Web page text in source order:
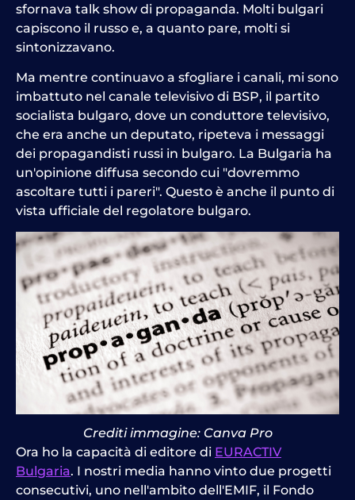
sfornava talk show di propaganda. Molti bulgari
capiscono il russo e, a quanto pare, molti si
sintonizzavano.
Ma mentre continuavo a sfogliare i canali, mi sono
imbattuto nel canale televisivo di BSP, il partito
socialista bulgaro, dove un conduttore televisivo,
che era anche un deputato, ripeteva i messaggi
dei propagandisti russi in bulgaro. La Bulgaria ha
un'opinione diffusa secondo cui "dovremmo
ascoltare tutti i pareri". Questo è anche il punto di
vista ufficiale del regolatore bulgaro.
Crediti immagine: Canva Pro
Ora ho la capacità di editore di EURACTIV
Bulgaria. I nostri media hanno vinto due progetti
consecutivi, uno nell'ambito dell'EMIF, il Fondo